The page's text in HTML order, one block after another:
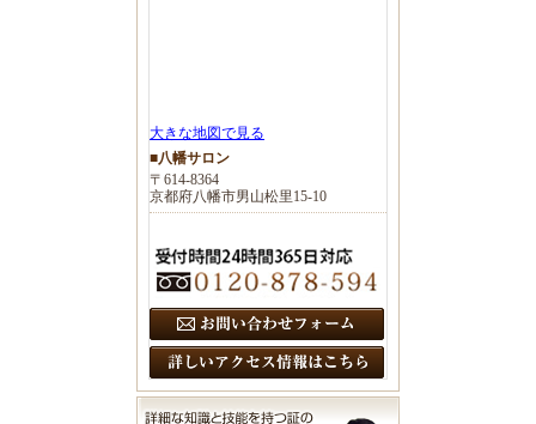
大きな地図で見る
■八幡サロン
〒614-8364
京都府八幡市男山松里15-10